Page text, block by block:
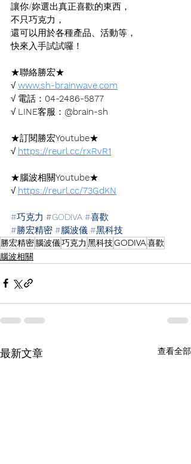
讓你/妳選出真正喜歡的東西，
不只巧克力，
還可以用於各種產品、活動等，
快來入手試試囉！
★聯絡勝宏★
√ www.sh-brainwave.com
√ 電話： 04-2486-5877
√ LINE客服： @brain-sh
★訂閱勝宏Youtube★
√ https://reurl.cc/rxRvR1
★腦波相關Youtube★
√ https://reurl.cc/73GdKN
#巧克力 #GODIVA #喜歡
#勝宏精密 #腦波儀 #黑科技
勝宏精密腦波儀巧克力 黑科技GODIVA喜歡
腦波相關
最新文章 查看全部